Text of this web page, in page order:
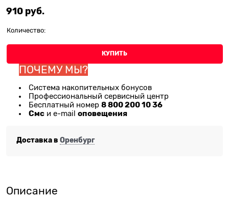
910 руб.
Количество:
КУПИТЬ
ПОЧЕМУ МЫ?
Система накопительных бонусов
Профессиональный сервисный центр
Бесплатный номер 8 800 200 10 36
Смс и e-mail оповещения
Доставка в Оренбург
Описание